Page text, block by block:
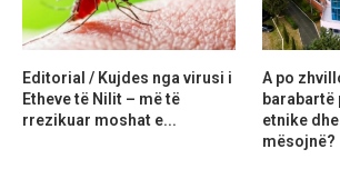
Editorial / Kujdes nga virusi i
Etheve të Nilit – më të
rrezikuar moshat e...
A po
barabartë
etnike
mësojnë?